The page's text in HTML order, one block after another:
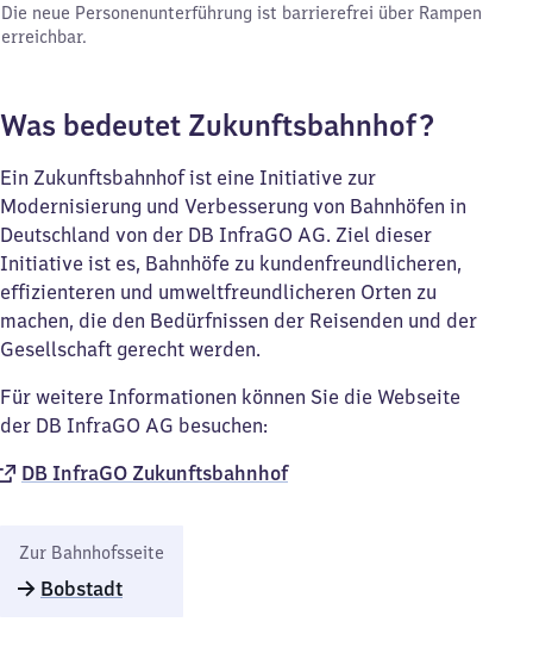
Die neue Personenunterführung ist barrierefrei über Rampen
erreichbar.
Was bedeutet Zukunftsbahnhof?
Ein Zukunftsbahnhof ist eine Initiative zur
Modernisierung und Verbesserung von Bahnhöfen in
Deutschland von der DB InfraGO AG. Ziel dieser
Initiative ist es, Bahnhöfe zu kundenfreundlicheren,
effizienteren und umweltfreundlicheren Orten zu
machen, die den Bedürfnissen der Reisenden und der
Gesellschaft gerecht werden.
Für weitere Informationen können Sie die Webseite
der DB InfraGO AG besuchen:
DB InfraGO Zukunftsbahnhof​
Zur Bahnhofsseite
Bobstadt